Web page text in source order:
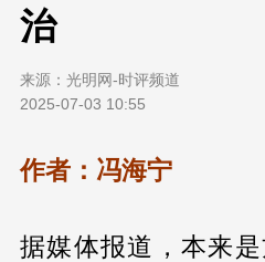
治
来源： 光明网-时评频道
2025-07-03 10:55
作者：冯海宁
据媒体报道，本来